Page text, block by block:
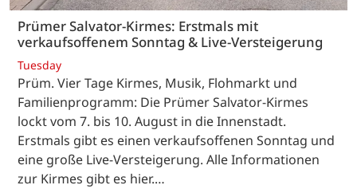
Prümer Salvator-Kirmes: Erstmals mit
verkaufsoffenem Sonntag & Live-Versteigerung
Tuesday
Prüm. Vier Tage Kirmes, Musik, Flohmarkt und
Familienprogramm: Die Prümer Salvator-Kirmes
lockt vom 7. bis 10. August in die Innenstadt.
Erstmals gibt es einen verkaufsoffenen Sonntag und
eine große Live-Versteigerung. Alle Informationen
zur Kirmes gibt es hier.…